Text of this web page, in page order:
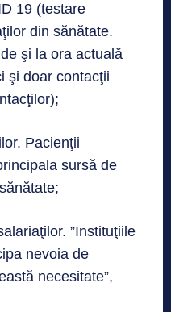
19 (testare
din sănătate.
şi la ora actuală
şi doar contacţii
Pacienţii
sursă de
”Instituţiile
nevoia de
necesitate”,